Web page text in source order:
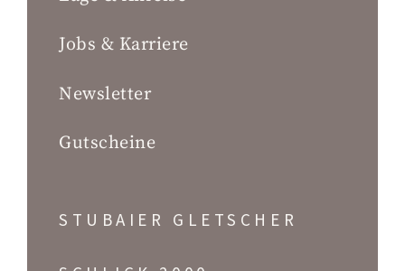
Jobs & Karriere
Newsletter
Gutscheine
STUBAIER GLETSCHER